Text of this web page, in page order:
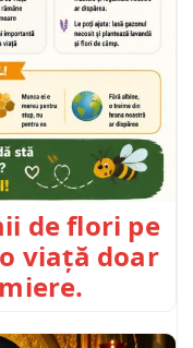
de flori pe
viață doar